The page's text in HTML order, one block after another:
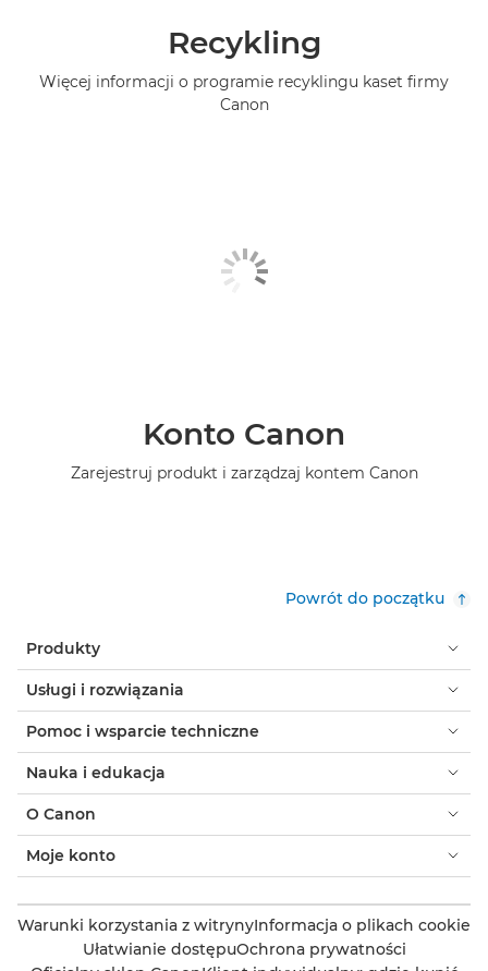
Recykling
Więcej informacji o programie recyklingu kaset firmy
Canon
Konto Canon
Zarejestruj produkt i zarządzaj kontem Canon
Powrót do początku
Produkty
Usługi i rozwiązania
Pomoc i wsparcie techniczne
Nauka i edukacja
O Canon
Moje konto
Warunki korzystania z witrynyInformacja o plikach cookie
Ułatwianie dostępuOchrona prywatności